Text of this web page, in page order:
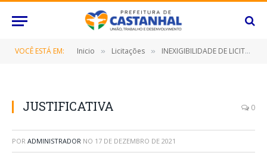
VOCÊ ESTÁ EM: Inicio » Licitações » INEXIGIBILIDADE DE LICITAÇÃO Nº 031/2021 (CREDENCIAMENTO DE EMPRESAS ESPECIALIZADA NA PRESTAÇÃO DE SERVIÇOS DE LOCAÇÃO DE VEÍCULOS TIPO MÁQUINAS PESADAS, PASSEIO, UTILITÁRIOS, COLETIVOS E DE CARGA COM CONDUTOR)
JUSTIFICATIVA 0
POR ADMINISTRADOR NO 17 DE DEZEMBRO DE 2021